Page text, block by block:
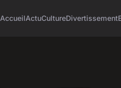
AccueilActuCultureDivertissement